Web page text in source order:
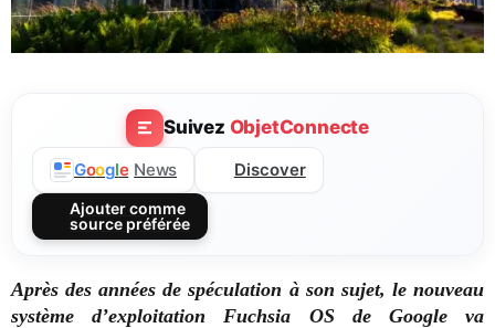
Suivez ObjetConnecte
Google News Discover
Ajouter comme
source préférée
Après des années de spéculation à son sujet, le nouveau
système d’exploitation Fuchsia OS de Google va